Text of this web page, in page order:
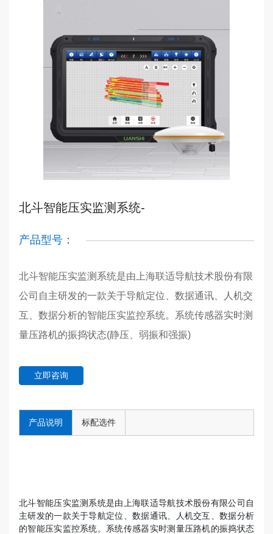
北斗智能压实监测系统-
产品型号：
北斗智能压实监测系统是由上海联适导航技术股份有限
公司自主研发的一款关于导航定位、数据通讯、人机交
互、数据分析的智能压实监控系统。系统传感器实时测
量压路机的振捣状态(静压、弱振和强振)
立即咨询
产品说明 标配选件
北斗智能压实监测系统是由上海联适导航技术股份有限公司自
主研发的一款关于导航定位、数据通讯、人机交互、数据分析
的智能压实监控系统。系统传感器实时测量压路机的振捣状态